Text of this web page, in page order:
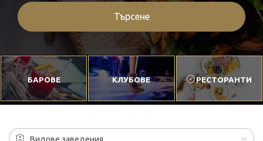
Търсене
БАРОВЕ КЛУБОВЕ РЕСТОРАНТИ